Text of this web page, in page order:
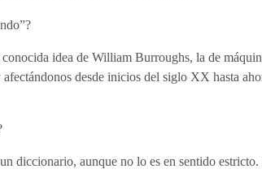
idea de William Burroughs, la de
desde inicios del siglo XX hasta
diccionario, aunque no lo es en sentido